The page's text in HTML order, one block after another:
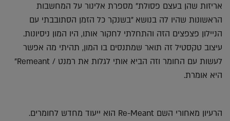
אריזות שהן בעצם פסולת" מספרת אלינור על המחשבות
הראשונות שהיו לה בנושא "בשנקר כל הזמן הסתובבתי עם
הניילון פצפצים הזה והתחלתי לחקור אותו, היו המון ניסיונות.
עיצוב טקסטיל זה תואר שמתנסים בו המון, תהיתי מה אפשר
לעשות עם החומר וזה הביא אותי לגלות את רמנט / Remeant"
היא אומרת.
הרעיון מאחורי השם Re-Meant הוא ייעוד מחדש לחומרים.